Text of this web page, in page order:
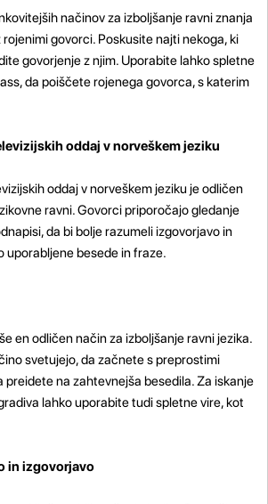
načinov za izboljšanje ravni znanja
govorci. Poskusite najti nekoga, ki
govorjenje z njim. Uporabite lahko spletne
da poiščete rojenega govorca, s katerim
oddaj v norveškem jeziku
oddaj v norveškem jeziku je odličen
ravni. Govorci priporočajo gledanje
da bi bolje razumeli izgovorjavo in
uporabljene besede in fraze.
en odličen način za izboljšanje ravni jezika.
svetujejo, da začnete s preprostimi
preidete na zahtevnejša besedila. Za iskanje
lahko uporabite tudi spletne vire, kot
in izgovorjavo